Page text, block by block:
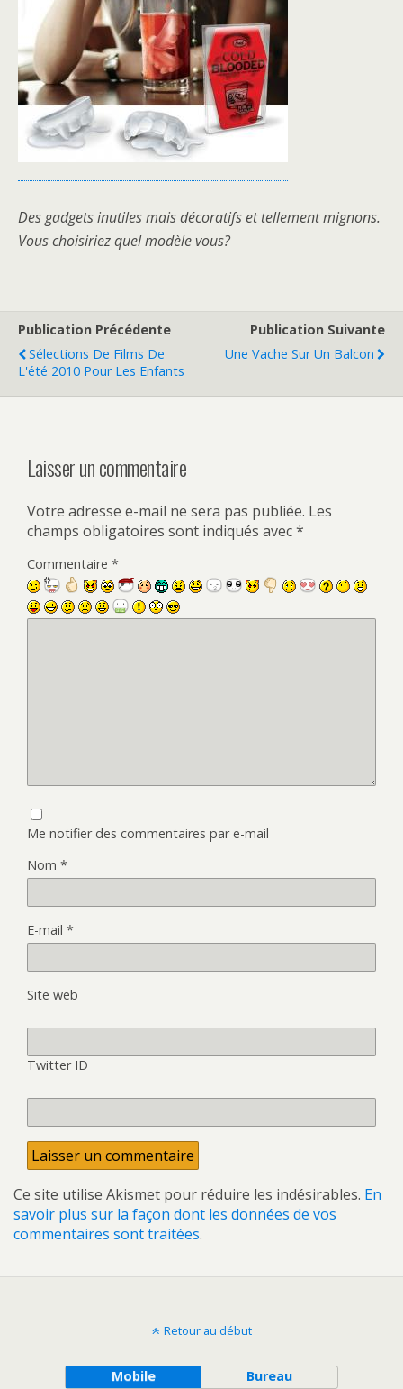
Des gadgets inutiles mais décoratifs et tellement mignons.
Vous choisiriez quel modèle vous?
Publication Précédente
Sélections De Films De
L'été 2010 Pour Les Enfants
Publication Suivante
Une Vache Sur Un Balcon
Laisser un commentaire
Votre adresse e-mail ne sera pas publiée. Les
champs obligatoires sont indiqués avec*
Commentaire *
Me notifier des commentaires par e-mail
Nom *
E-mail *
Site web
Twitter ID
Ce site utilise Akismet pour réduire les indésirables. En
savoir plus sur la façon dont les données de vos
commentaires sont traitées.
Retour au début
Mobile Bureau